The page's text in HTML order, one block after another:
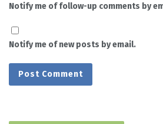
Notify me of follow-up comments by
Notify me of new posts by email.